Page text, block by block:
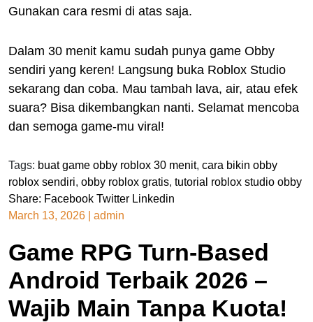
Gunakan cara resmi di atas saja.
Dalam 30 menit kamu sudah punya game Obby
sendiri yang keren! Langsung buka Roblox Studio
sekarang dan coba. Mau tambah lava, air, atau efek
suara? Bisa dikembangkan nanti. Selamat mencoba
dan semoga game-mu viral!
Tags: buat game obby roblox 30 menit, cara bikin obby
roblox sendiri, obby roblox gratis, tutorial roblox studio obby
Share: Facebook Twitter Linkedin
March 13, 2026
admin
Game RPG Turn-Based
Android Terbaik 2026 –
Wajib Main Tanpa Kuota!